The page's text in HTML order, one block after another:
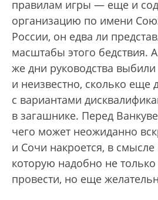
правилам игры — еще и
организацию по имени
России, он едва ли
масштабы этого бедствия.
же дни руководства выбили
и неизвестно, сколько еще
с вариантами
в загашнике. Перед
чего может неожиданно
и Сочи накроется, в
которую надобно не
провести, но еще